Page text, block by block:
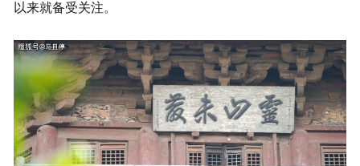
以来就备受关注。